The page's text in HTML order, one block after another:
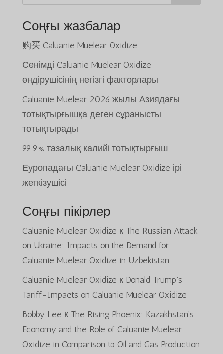
Соңғы жазбалар
购买 Caluanie Muelear Oxidize
Сенімді Caluanie Muelear Oxidize
өндірушісінің негізгі факторлары
Caluanie Muelear 2026 жылы Азиядағы
тотықтырғышқа деген сұранысты
тотықтырады
99.9% тазалық калийі тотықтырғыш
Еуропадағы Caluanie Muelear Oxidize ірі
жеткізушісі
Соңғы пікірлер
Caluanie Muelear Oxidize к The Russian Attack
on Ukraine: Impacts on the Demand for
Caluanie Muelear Oxidize in Uzbekistan
Caluanie Muelear Oxidize к Donald Trump’s
Tariff-Impacts on Caluanie Muelear Oxidize
Bobby Lee к The Rising Phoenix: Kazakhstan’s
Economy and the Role of Caluanie Muelear
Oxidize in Comparison to Oil and Gas Production